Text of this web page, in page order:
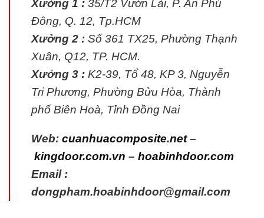
Xưởng 1 : 35/T2 Vườn Lài, P. An Phú
Đông, Q. 12, Tp.HCM
Xưởng 2 : Số 361 TX25, Phường Thạnh
Xuân, Q12, TP. HCM.
Xưởng 3 : K2-39, Tổ 48, KP 3, Nguyễn
Tri Phương, Phường Bửu Hòa, Thành
phố Biên Hoà, Tỉnh Đồng Nai
Web: cuanhuacomposite.net–
kingdoor.com.vn – hoabinhdoor.com
Email :
dongpham.hoabinhdoor@gmail.com